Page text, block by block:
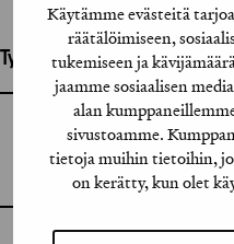
Käytämme evästeitä
räätälöimiseen,
tukemiseen ja
jaamme sosiaalisen
alan
sivustoamme.
tietoja muihin tietoihin,
on kerätty, kun olet
Työhön osallistuneet